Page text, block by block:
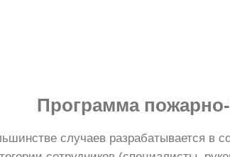
Программапожарно-
случаев разрабатывается в